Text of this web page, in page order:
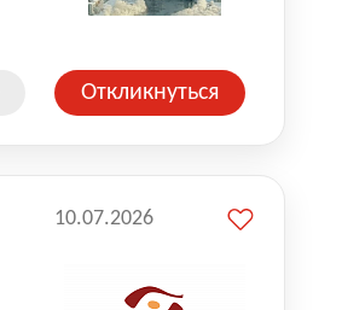
Откликнуться
10.07.2026